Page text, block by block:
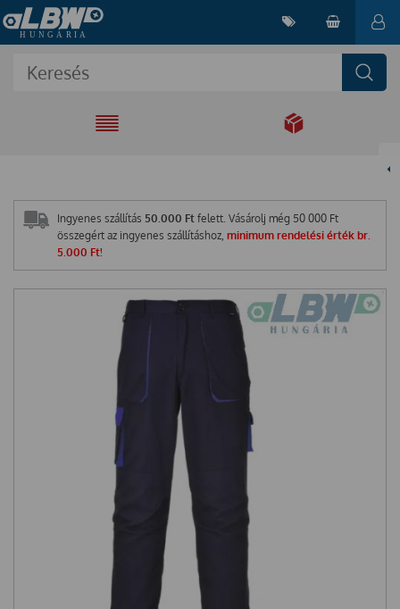
EGYÜTT A
Ingyenes szállítás 50.000 Ft felett. Vásárolj még 50 000 Ft
összegért az ingyenes szállításhoz, minimum rendelési érték br.
5.000 Ft!